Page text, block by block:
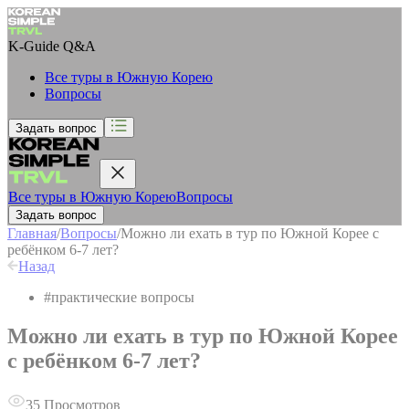
K-Guide Q&A
Все туры в Южную Корею
Вопросы
Задать вопрос
Все туры в Южную КореюВопросы
Задать вопрос
Главная/Вопросы/Можно ли ехать в тур по Южной Корее с
ребёнком 6-7 лет?
Назад
#практические вопросы
Можно ли ехать в тур по Южной Корее
с ребёнком 6-7 лет?
35 Просмотров